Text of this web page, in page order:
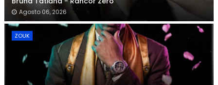
Agosto 06, 2026
ZOUK